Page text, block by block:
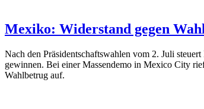
Mexiko: Widerstand gegen
Nach den Präsidentschaftswahlen vom 2. Juli
gewinnen. Bei einer Massendemo in Mexico City
Wahlbetrug auf.